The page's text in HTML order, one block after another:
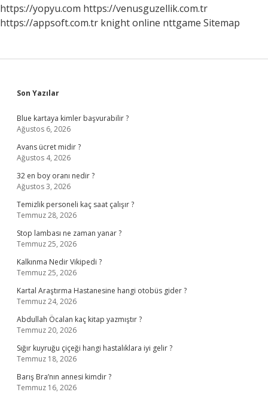
https://yopyu.com https://venusguzellik.com.tr
https://appsoft.com.tr knight online nttgame Sitemap
Sidebar
Son Yazılar
Blue kartaya kimler başvurabilir ?
Ağustos 6, 2026
Avans ücret midir ?
Ağustos 4, 2026
32 en boy oranı nedir ?
Ağustos 3, 2026
Temizlik personeli kaç saat çalışır ?
Temmuz 28, 2026
Stop lambası ne zaman yanar ?
Temmuz 25, 2026
Kalkınma Nedir Vikipedi ?
Temmuz 25, 2026
Kartal Araştırma Hastanesine hangi otobüs gider ?
Temmuz 24, 2026
Abdullah Öcalan kaç kitap yazmıştır ?
Temmuz 20, 2026
Sığır kuyruğu çiçeği hangi hastalıklara iyi gelir ?
Temmuz 18, 2026
Barış Bra’nın annesi kimdir ?
Temmuz 16, 2026